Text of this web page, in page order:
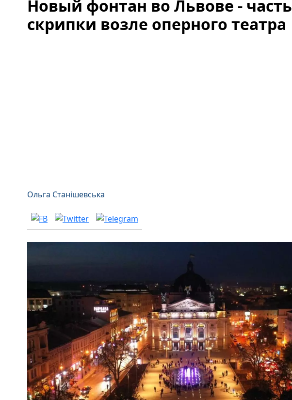
Новый фонтан во Львове - часть
скрипки возле оперного театра
Ольга Станішевська